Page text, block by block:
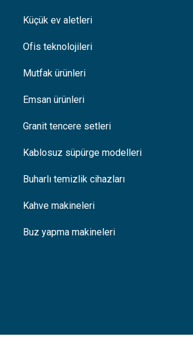
Küçük ev aletleri
Ofis teknolojileri
Mutfak ürünleri
Emsan ürünleri
Granit tencere setleri
Kablosuz süpürge modelleri
Buharlı temizlik cihazları
Kahve makineleri
Buz yapma makineleri